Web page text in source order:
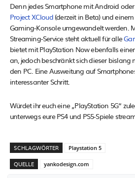
Denn jedes Smartphone mit Android
Project XCloud(derzeit in Beta) und
Gaming-Konsole umgewandelt werden.
Streaming-Service steht aktuell für alle
bietet mit PlayStation Now ebenfalls
an, jedoch beschränkt sich dieser bislang
den PC. Eine Ausweitung auf
interessanter Schritt.
Würdet ihr euch eine „PlayStation 5G“
unterwegs eure PS4 und PS5-Spiele
SCHLAGWÖRTER Playstation 5
QUELLE yankodesign.com